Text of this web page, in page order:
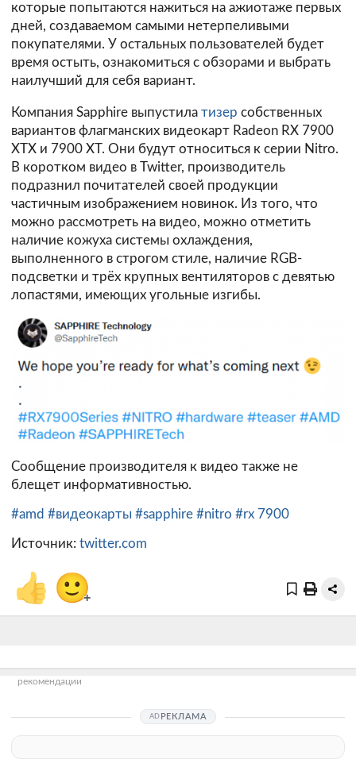
которые попытаются нажиться на ажиотаже первых
дней, создаваемом самыми нетерпеливыми
покупателями. У остальных пользователей будет
время остыть, ознакомиться с обзорами и выбрать
наилучший для себя вариант.
Компания Sapphire выпустила тизер собственных
вариантов флагманских видеокарт Radeon RX 7900
XTX и 7900 XT. Они будут относиться к серии Nitro.
В коротком видео в Twitter, производитель
подразнил почитателей своей продукции
частичным изображением новинок. Из того, что
можно рассмотреть на видео, можно отметить
наличие кожуха системы охлаждения,
выполненного в строгом стиле, наличие RGB-
подсветки и трёх крупных вентиляторов с девятью
лопастями, имеющих угольные изгибы.
Сообщение производителя к видео также не
блещет информативностью.
#amd #видеокарты #sapphire #nitro #rx 7900
Источник: twitter.com
👍 🙂
+
рекомендации
РЕКЛАМА